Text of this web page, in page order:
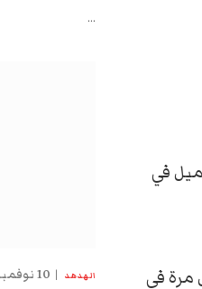
في
في
…
الهدهد 10 نوفمبر، 2025